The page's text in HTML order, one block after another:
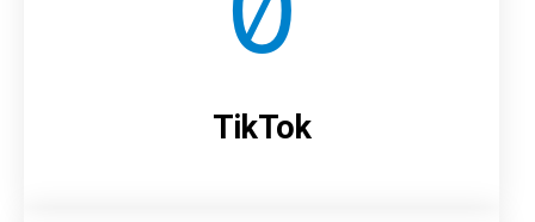
TikTok